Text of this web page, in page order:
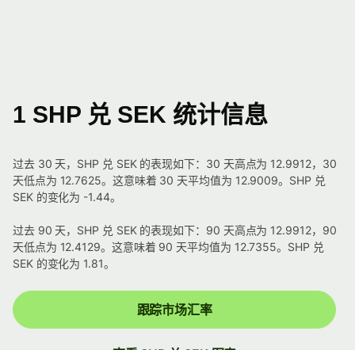
1 SHP 兑 SEK 统计信息
过去 30 天，SHP 兑 SEK 的表现如下：30 天高点为 12.9912，30
天低点为 12.7625。这意味着 30 天平均值为 12.9009。SHP 兑
SEK 的变化为 -1.44。
过去 90 天，SHP 兑 SEK 的表现如下：90 天高点为 12.9912，90
天低点为 12.4129。这意味着 90 天平均值为 12.7355。SHP 兑
SEK 的变化为 1.81。
跟踪市场汇率